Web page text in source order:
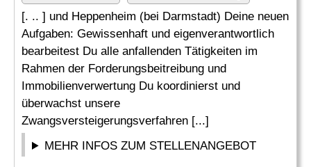
[. .. ] und Heppenheim (bei Darmstadt) Deine neuen
Aufgaben: Gewissenhaft und eigenverantwortlich
bearbeitest Du alle anfallenden Tätigkeiten im
Rahmen der Forderungsbeitreibung und
Immobilienverwertung Du koordinierst und
überwachst unsere
Zwangsversteigerungsverfahren [...]
MEHR INFOS ZUM STELLENANGEBOT